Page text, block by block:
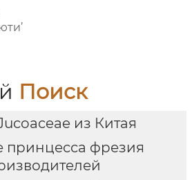
Поиск
из Китая
фрезия